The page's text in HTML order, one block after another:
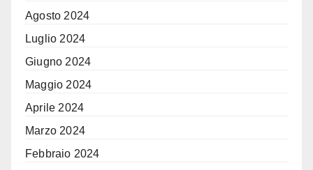
Agosto 2024
Luglio 2024
Giugno 2024
Maggio 2024
Aprile 2024
Marzo 2024
Febbraio 2024